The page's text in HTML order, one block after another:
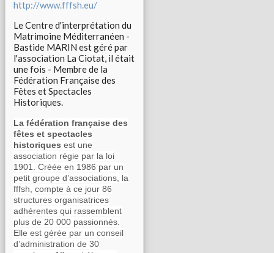
http://www.fffsh.eu/
Le Centre d'interprétation du
Matrimoine Méditerranéen -
Bastide MARIN est géré par
l'association La Ciotat, il était
une fois - Membre de la
Fédération Française des
Fêtes et Spectacles
Historiques.
La fédération française des
fêtes et spectacles
historiques est une
association régie par la loi
1901. Créée en 1986 par un
petit groupe d’associations, la
fffsh, compte à ce jour 86
structures organisatrices
adhérentes qui rassemblent
plus de 20 000 passionnés.
Elle est gérée par un conseil
d’administration de 30